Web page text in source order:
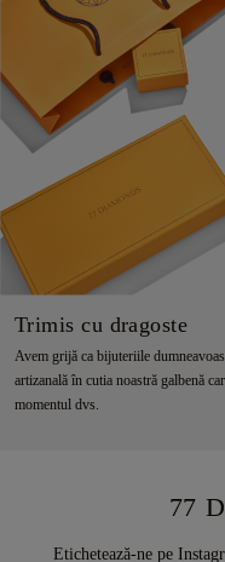
Trimis cu dragoste
Avem grijă ca bijuteriile
artizanală în cutia noastră galbenă
momentul dvs.
77
Etichetează-ne pe